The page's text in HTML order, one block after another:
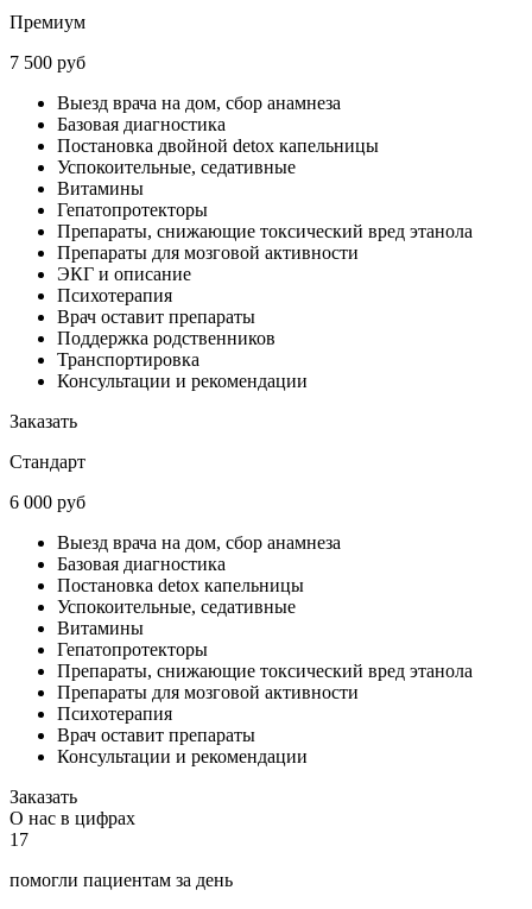
Премиум
7 500 руб
Выезд врача на дом, сбор анамнеза
Базовая диагностика
Постановка двойной detox капельницы
Успокоительные, седативные
Витамины
Гепатопротекторы
Препараты, снижающие токсический вред этанола
Препараты для мозговой активности
ЭКГ и описание
Психотерапия
Врач оставит препараты
Поддержка родственников
Транспортировка
Консультации и рекомендации
Заказать
Стандарт
6 000 руб
Выезд врача на дом, сбор анамнеза
Базовая диагностика
Постановка detox капельницы
Успокоительные, седативные
Витамины
Гепатопротекторы
Препараты, снижающие токсический вред этанола
Препараты для мозговой активности
Психотерапия
Врач оставит препараты
Консультации и рекомендации
Заказать
О нас в цифрах
17
помогли пациентам за день